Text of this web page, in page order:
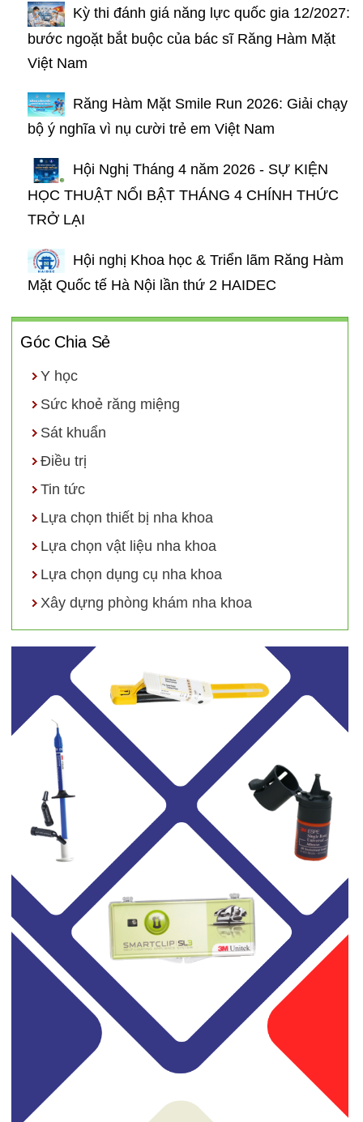
Kỳ thi đánh giá năng lực quốc gia 12/2027:
bước ngoặt bắt buộc của bác sĩ Răng Hàm Mặt
Việt Nam
Răng Hàm Mặt Smile Run 2026: Giải chạy
bộ ý nghĩa vì nụ cười trẻ em Việt Nam
Hội Nghị Tháng 4 năm 2026 - SỰ KIỆN
HỌC THUẬT NỔI BẬT THÁNG 4 CHÍNH THỨC
TRỞ LẠI
Hội nghị Khoa học & Triển lãm Răng Hàm
Mặt Quốc tế Hà Nội lần thứ 2 HAIDEC
Góc Chia Sẻ
Y học
Sức khoẻ răng miệng
Sát khuẩn
Điều trị
Tin tức
Lựa chọn thiết bị nha khoa
Lựa chọn vật liệu nha khoa
Lựa chọn dụng cụ nha khoa
Xây dựng phòng khám nha khoa